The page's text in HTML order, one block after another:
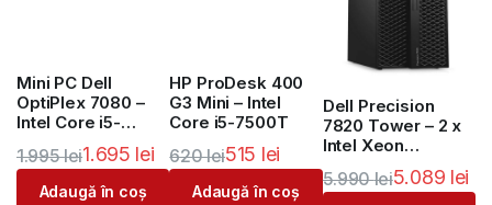
Mini PC Dell
OptiPlex 7080 –
Intel Core i5-
1.995lei1.695 lei
Adaugă în coș
HP ProDesk 400
G3 Mini – Intel
Core i5-7500T
620lei515 lei
Adaugă în coș
Dell Precision
7820 Tower – 2 x
Intel Xeon
Platinum 8160 –
64GB DDR4 ECC –
5.990lei5.089 lei